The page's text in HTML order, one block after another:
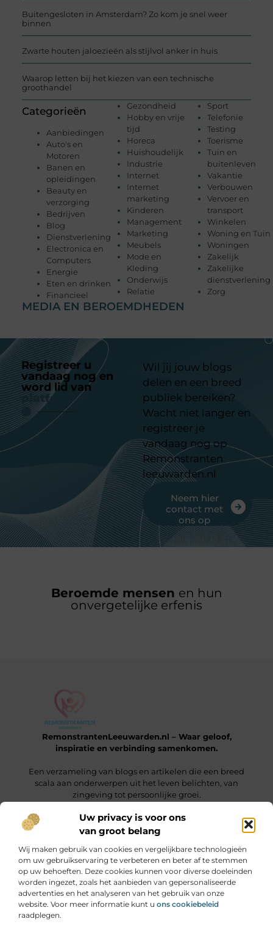
Uw privacy is voor ons
van groot belang
Wij maken gebruik van cookies en vergelijkbare technologieën
om uw gebruikservaring te verbeteren en beter af te stemmen
op uw behoeften. Deze cookies kunnen voor diverse doeleinden
worden ingezet, zoals het aanbieden van gepersonaliseerde
advertenties en het analyseren van het gebruik van onze
website. Voor meer informatie kunt u ons cookiebeleid
raadplegen.
Buitengesloten in Amsterdam? Zo kom je snel weer
binnen
Zwarte houten jaloezieën als stijlvol anker in huis
Waarop letten bij het kiezen van een technische
groothandel
Categorieën
Aanbiedingen
Auto's en
Motoren
Banen en
opleidingen
Beauty en
verzorging
Bedrijven
Blog
Dienstverlening
Electronica en
Computers
Energie
Eten en drinken
Financieel
Gezondheid
Hobby en vrije
tijd
Horeca
Huishoudelijk
Industrie
Internet
Internet
marketing
Kinderen
Management
Marketing
Meubels
Mode en
Kleding
Onderwijs
Relatie
Sport
Telefonie
Testing
Toerisme
Tuin en
buitenleven
Vakantie
Verbouwen
Vervoer en
transport
Winkelen
Woning en Tuin
Woningen
Zakelijk
Zakelijke
dienstverlening
Zorg
MEDIA EN BEROEMDHEDEN
Registreer u
vandaag nog en
word lid van
platform
Wil jij jouw blogs
delen en een breed
publiek bereiken?
Wacht niet langer en
registreer je
vandaag nog op
Remonstranten
leeuwarden.nl
Neem hier
contact met
ons op
Beroemde mensen en hun
onvergetelijke erfenis
RemonstrantenLeeuwarden.nl – Waar geloof,
inspiratie en verbinding samenkomen.
Een verzameling van blogs en artikelen die een breed
scala aan onderwerpen uit het leven belichten, van
zingeving tot persoonlijke groei.
Onze informatie
Bericht categorie